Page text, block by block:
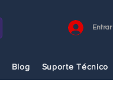
Entrar
Blog Suporte Técnico